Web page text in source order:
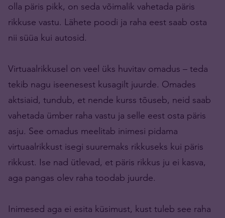
olla päris pikk, on seda võimalik vahetada päris
rikkuse vastu. Lähete poodi ja raha eest saab osta
nii süüa kui autosid.
Virtuaalrikkusel on veel üks huvitav omadus – teda
tekib nagu iseenesest kusagilt juurde. Omades
aktsiaid, tundub, et nende kurss tõuseb, neid saab
vahetada ümber raha vastu ja selle eest osta päris
asju. See omadus meelitab inimesi pidama
virtuaalrikkust isegi suuremaks rikkuseks kui päris
rikkust. Ise nad ütlevad, et päris rikkus ju ei kasva,
aga pangas olev raha toodab juurde.
Inimesed aga ei esita küsimust, kust tuleb see raha